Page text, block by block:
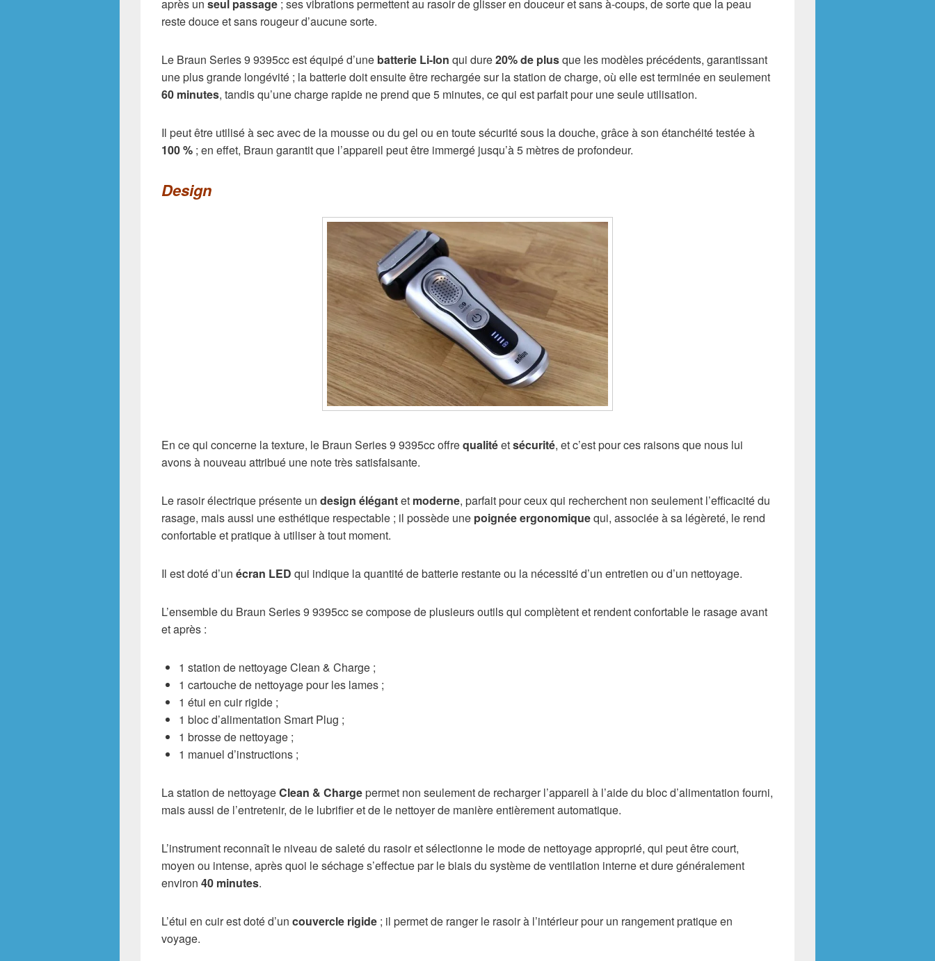
après un seul passage ; ses vibrations permettent au rasoir de glisser en douceur et sans à-coups, de sorte que la peau
reste douce et sans rougeur d’aucune sorte.
Le Braun Series 9 9395cc est équipé d’une batterie Li-Ion qui dure20% de plusque les modèles précédents, garantissant
une plus grande longévité ; la batterie doit ensuite être rechargée sur la station de charge, où elle est terminée en seulement
60 minutes, tandis qu’une charge rapide ne prend que 5 minutes, ce qui est parfait pour une seule utilisation.
Il peut être utilisé à sec avec de la mousse ou du gel ou en toute sécurité sous la douche, grâce à son étanchéité testée à
100 % ; en effet, Braun garantit que l’appareil peut être immergé jusqu’à 5 mètres de profondeur.
Design
En ce qui concerne la texture, le Braun Series 9 9395cc offrequalitéetsécurité, et c’est pour ces raisons que nous lui
avons à nouveau attribué une note très satisfaisante.
Le rasoir électrique présente un design élégantet moderne, parfait pour ceux qui recherchent non seulement l’efficacité du
rasage, mais aussi une esthétique respectable ; il possède une poignée ergonomiquequi, associée à sa légèreté, le rend
confortable et pratique à utiliser à tout moment.
Il est doté d’un écran LED qui indique la quantité de batterie restante ou la nécessité d’un entretien ou d’un nettoyage.
L’ensemble du Braun Series 9 9395cc se compose de plusieurs outils qui complètent et rendent confortable le rasage avant
et après :
1 station de nettoyage Clean & Charge ;
1 cartouche de nettoyage pour les lames ;
1 étui en cuir rigide ;
1 bloc d’alimentation Smart Plug ;
1 brosse de nettoyage ;
1 manuel d’instructions ;
La station de nettoyageClean & Chargepermet non seulement de recharger l’appareil à l’aide du bloc d’alimentation fourni,
mais aussi de l’entretenir, de le lubrifier et de le nettoyer de manière entièrement automatique.
L’instrument reconnaît le niveau de saleté du rasoir et sélectionne le mode de nettoyage approprié, qui peut être court,
moyen ou intense, après quoi le séchage s’effectue par le biais du système de ventilation interne et dure généralement
environ 40 minutes.
L’étui en cuir est doté d’un couvercle rigide ; il permet de ranger le rasoir à l’intérieur pour un rangement pratique en
voyage.